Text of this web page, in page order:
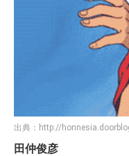
出典： http://
田仲俊彦